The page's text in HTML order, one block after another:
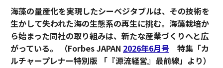
海藻の量産化を実現したシーベジタブルは、その技術を
生かして失われた海の生態系の再生に挑む。海藻栽培か
ら始まった同社の取り組みは、新たな産業づくりへと広
がっている。 （Forbes JAPAN 2026年6月号特集「カ
ルチャープレナー特別版 「『源流経営』最前線」より）